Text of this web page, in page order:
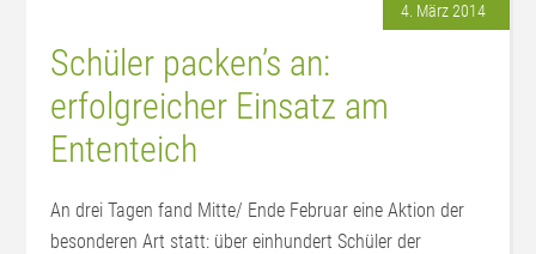
4. März 2014
Schüler packen’s an:
erfolgreicher Einsatz am
Ententeich
An drei Tagen fand Mitte/ Ende Februar eine Aktion der
besonderen Art statt: über einhundert Schüler der